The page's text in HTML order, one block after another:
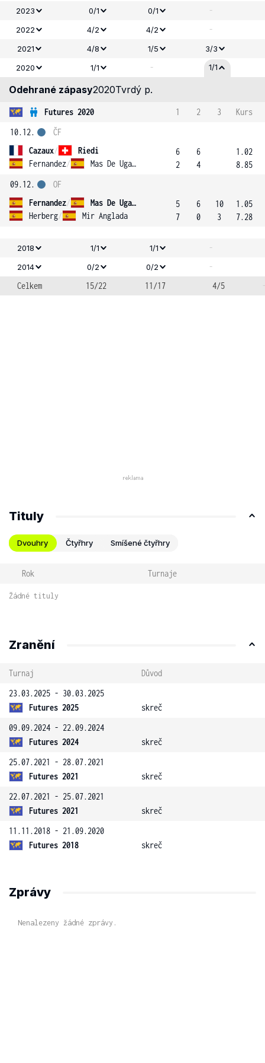
2023 0/1 0/1 -
2022 4/2 4/2 -
2021 4/8 1/5
3/3
2020
1/1 - 1/1
Odehrané zápasy2020Tvrdý p.
Futures 2020 1 2 3
Kurs
10.12.
Cazaux/
Riedi
Fernandez/ Mas De Ugarte
ČF
6
2
6
4
1.02
8.85
09.12.
Fernandez/
Mas De Ugarte
Herberg/ Mir Anglada
OF
5
7
6
0
10
3
1.05
7.28
2018 1/1 1/1 -
2014 0/2 0/2
-
Celkem
15/22 11/17 4/5
Tituly
Dvouhry Čtyřhry Smíšené čtyřhry
Rok Turnaje
Žádné tituly
Zranění
Turnaj
Důvod
23.03.2025 - 30.03.2025
Futures 2025
skreč
09.09.2024 - 22.09.2024
Futures 2024
skreč
25.07.2021 - 28.07.2021
Futures 2021
skreč
22.07.2021 - 25.07.2021
Futures 2021
skreč
11.11.2018 - 21.09.2020
Futures 2018
skreč
Zprávy
Nenalezeny žádné zprávy.